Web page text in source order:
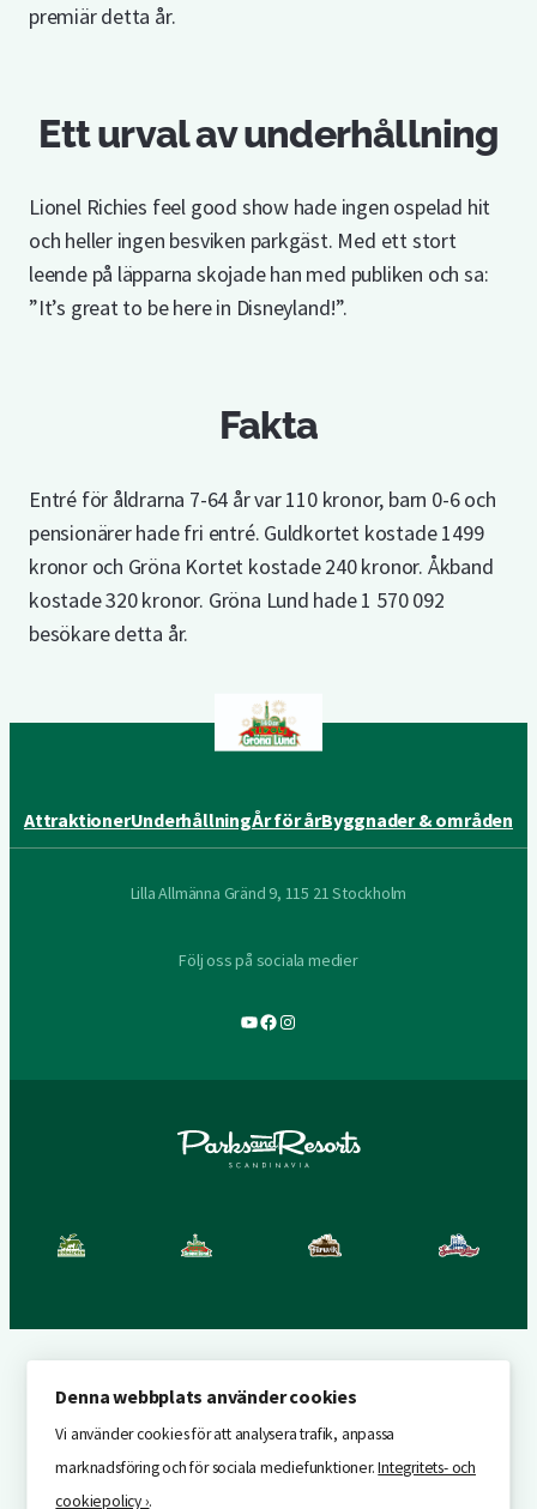
premiär detta år.
Ett urval av underhållning
Lionel Richies feel good show hade ingen ospelad hit
och heller ingen besviken parkgäst. Med ett stort
leende på läpparna skojade han med publiken och sa:
”It’s great to be here in Disneyland!”.
Fakta
Entré för åldrarna 7-64 år var 110 kronor, barn 0-6 och
pensionärer hade fri entré. Guldkortet kostade 1499
kronor och Gröna Kortet kostade 240 kronor. Åkband
kostade 320 kronor. Gröna Lund hade 1 570 092
besökare detta år.
AttraktionerUnderhållningÅr för årByggnader & områden
Lilla Allmänna Gränd 9, 115 21 Stockholm
Följ oss på sociala medier
YouTube
Facebook
Instagram
Denna webbplats använder cookies
Vi använder cookies för att analysera trafik, anpassa
marknadsföring och för sociala mediefunktioner.Integritets- och
cookiepolicy ›.